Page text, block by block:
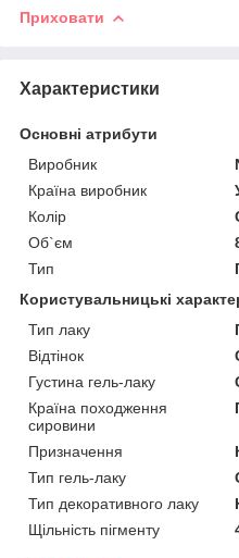
Приховати
Характеристики
Основні атрибути
Виробник
Країна виробник
Колір
Об`єм
Тип
Користувальницькі
Тип лаку
Відтінок
Густина гель-лаку
Країна походження
сировини
Призначення
Тип гель-лаку
Тип декоративного лаку
Щільність пігменту